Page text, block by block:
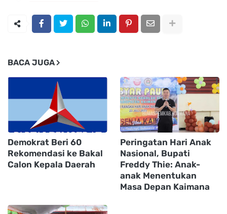
BACA JUGA
Demokrat Beri 60
Rekomendasi ke Bakal
Calon Kepala Daerah
Peringatan Hari Anak
Nasional, Bupati
Freddy Thie: Anak-
anak Menentukan
Masa Depan Kaimana